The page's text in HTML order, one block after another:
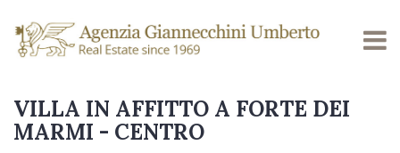
VILLA IN AFFITTO A FORTE DEI
MARMI - CENTRO